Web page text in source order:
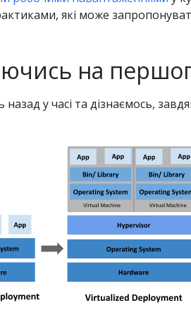
які може
на
назад у часі та дізнаємось,